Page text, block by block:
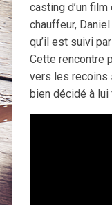
casting d’un
chauffeur,
qu’il est suivi
Cette rencontre
vers les recoins
bien décidé à lui